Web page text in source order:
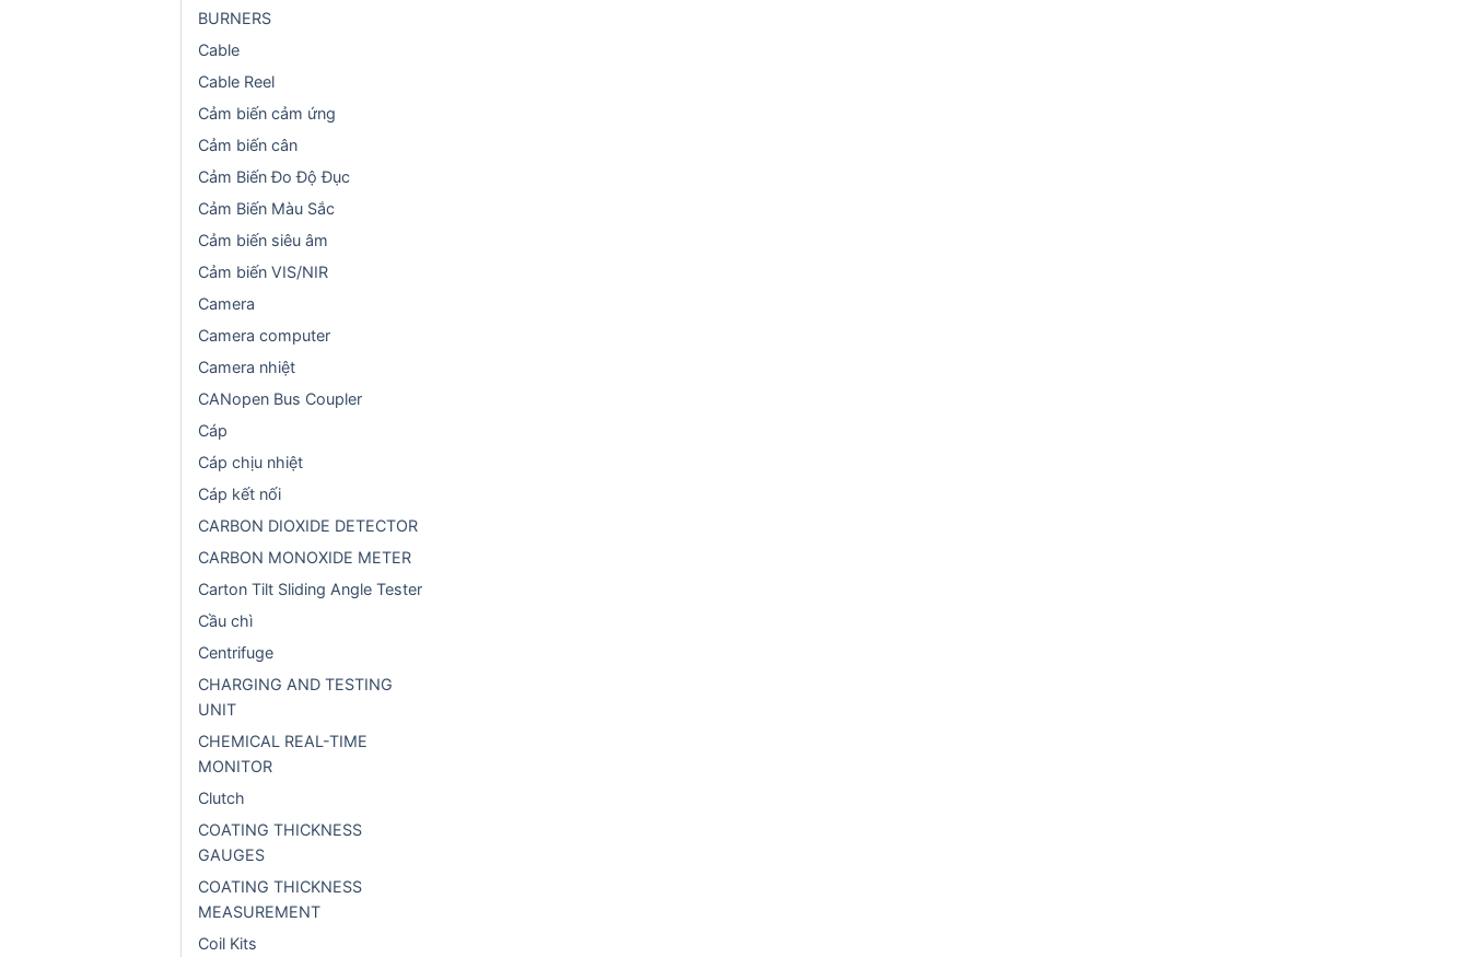
BURNERS
Cable
Cable Reel
Cảm biến cảm ứng
Cảm biến cân
Cảm Biến Đo Độ Đục
Cảm Biến Màu Sắc
Cảm biến siêu âm
Cảm biến VIS/NIR
Camera
Camera computer
Camera nhiệt
CANopen Bus Coupler
Cáp
Cáp chịu nhiệt
Cáp kết nối
CARBON DIOXIDE DETECTOR
CARBON MONOXIDE METER
Carton Tilt Sliding Angle Tester
Cầu chì
Centrifuge
CHARGING AND TESTING
UNIT
CHEMICAL REAL-TIME
MONITOR
Clutch
COATING THICKNESS
GAUGES
COATING THICKNESS
MEASUREMENT
Coil Kits